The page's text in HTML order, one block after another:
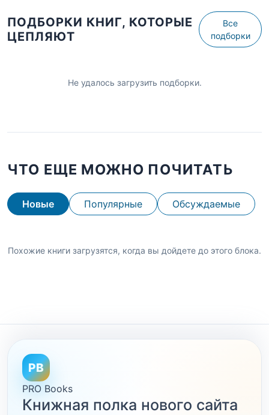
ПОДБОРКИ КНИГ, КОТОРЫЕ
ЦЕПЛЯЮТ
Все
подборки
Не удалось загрузить подборки.
ЧТО ЕЩЕ МОЖНО ПОЧИТАТЬ
Новые Популярные Обсуждаемые
Похожие книги загрузятся, когда вы дойдете до этого блока.
PB
PRO Books
Книжная полка нового сайта